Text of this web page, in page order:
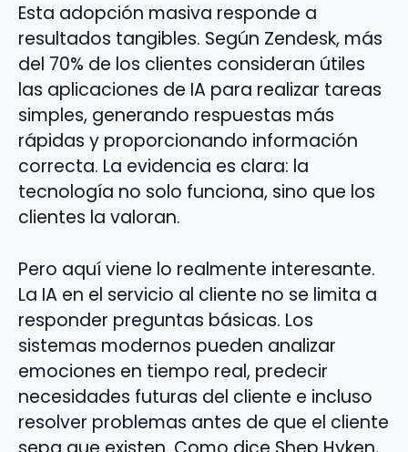
Esta adopción masiva responde a
resultados tangibles. Según Zendesk, más
del 70% de los clientes consideran útiles
las aplicaciones de IA para realizar tareas
simples, generando respuestas más
rápidas y proporcionando información
correcta. La evidencia es clara: la
tecnología no solo funciona, sino que los
clientes la valoran.
Pero aquí viene lo realmente interesante.
La IA en el servicio al cliente no se limita a
responder preguntas básicas. Los
sistemas modernos pueden analizar
emociones en tiempo real, predecir
necesidades futuras del cliente e incluso
resolver problemas antes de que el cliente